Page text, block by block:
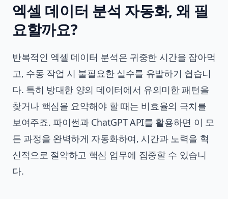
엑셀 데이터 분석 자동화, 왜 필
요할까요?
반복적인 엑셀 데이터 분석은 귀중한 시간을 잡아먹
고, 수동 작업 시 불필요한 실수를 유발하기 쉽습니
다. 특히 방대한 양의 데이터에서 유의미한 패턴을
찾거나 핵심을 요약해야 할 때는 비효율의 극치를
보여주죠. 파이썬과 ChatGPT API를 활용하면 이 모
든 과정을 완벽하게 자동화하여, 시간과 노력을 혁
신적으로 절약하고 핵심 업무에 집중할 수 있습니
다.